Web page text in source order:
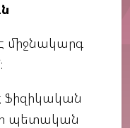
է միջնակարգ
Ֆիզիկական
պետական